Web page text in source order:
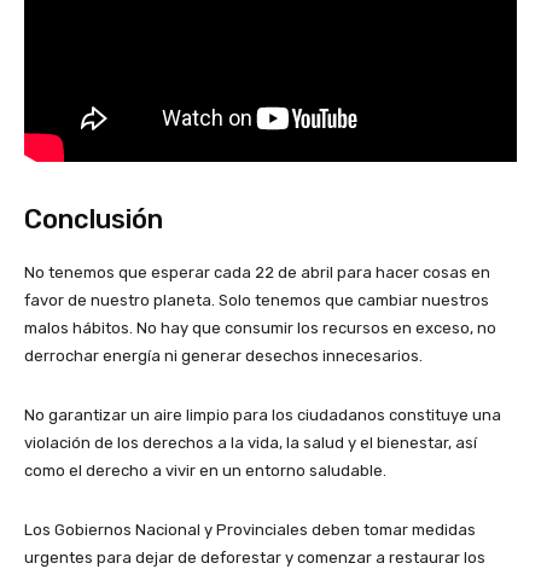
Conclusión
No tenemos que esperar cada 22 de abril para hacer cosas en
favor de nuestro planeta. Solo tenemos que cambiar nuestros
malos hábitos. No hay que consumir los recursos en exceso, no
derrochar energía ni generar desechos innecesarios.
No garantizar un aire limpio para los ciudadanos constituye una
violación de los derechos a la vida, la salud y el bienestar, así
como el derecho a vivir en un entorno saludable.
Los Gobiernos Nacional y Provinciales deben tomar medidas
urgentes para dejar de deforestar y comenzar a restaurar los